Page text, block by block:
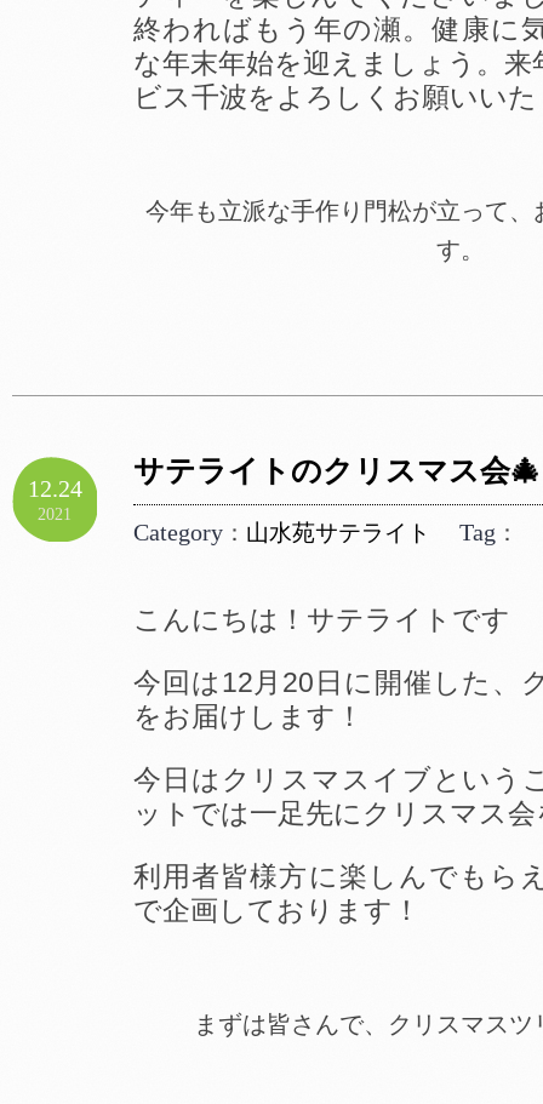
終わればもう年の瀬。健康に
な年末年始を迎えましょう。
ビス千波をよろしくお願いい
今年も立派な手作り門松が立って
す。
12.24
2021
サテライトのクリスマス会🎄
Category ： 山水苑サテライト Tag ：
こんにちは！サテライトです
今回は12月20日に開催した、
をお届けします！
今日はクリスマスイブという
ットでは一足先にクリスマス
利用者皆様方に楽しんでもら
で企画しております！
まずは皆さんで、クリスマス